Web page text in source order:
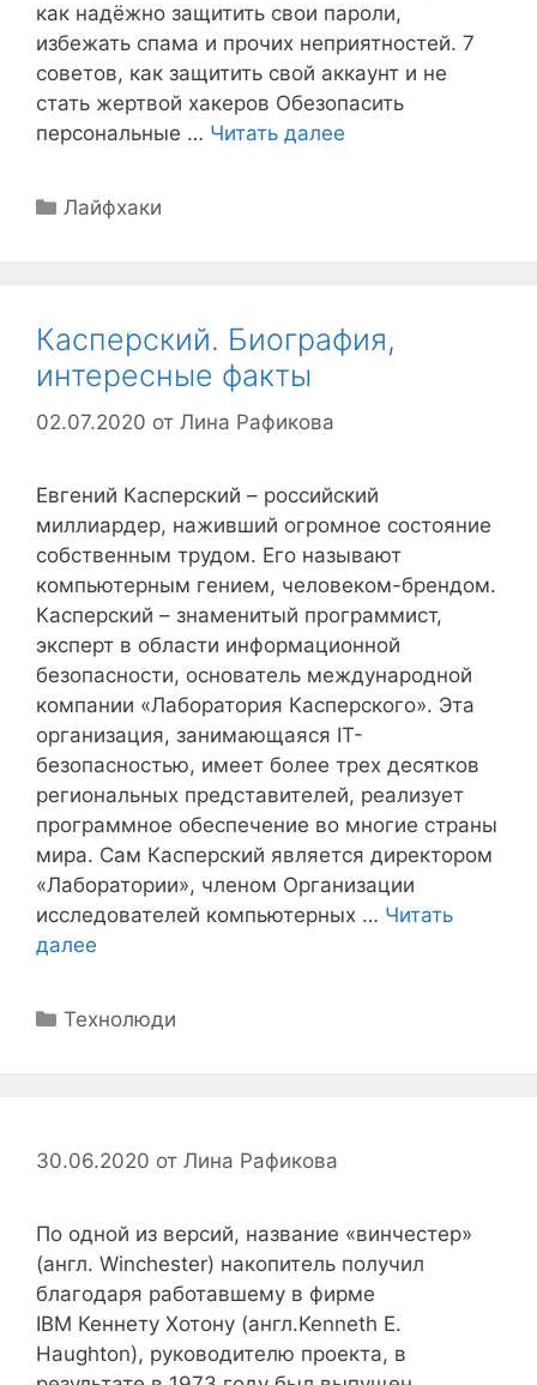
как надёжно защитить свои пароли,
избежать спама и прочих неприятностей. 7
советов, как защитить свой аккаунт и не
стать жертвой хакеров Обезопасить
персональные … Читать далее
Рубрики
Лайфхаки
Касперский. Биография,
интересные факты
02.07.2020 от Лина Рафикова
Евгений Касперский – российский
миллиардер, наживший огромное состояние
собственным трудом. Его называют
компьютерным гением, человеком-брендом.
Касперский – знаменитый программист,
эксперт в области информационной
безопасности, основатель международной
компании «Лаборатория Касперского». Эта
организация, занимающаяся IT-
безопасностью, имеет более трех десятков
региональных представителей, реализует
программное обеспечение во многие страны
мира. Сам Касперский является директором
«Лаборатории», членом Организации
исследователей компьютерных … Читать
далее
Рубрики
Технолюди
30.06.2020 от Лина Рафикова
По одной из версий, название «винчестер»
(англ. Winchester) накопитель получил
благодаря работавшему в фирме
IBM Кеннету Хотону (англ.Kenneth E.
Haughton), руководителю проекта, в